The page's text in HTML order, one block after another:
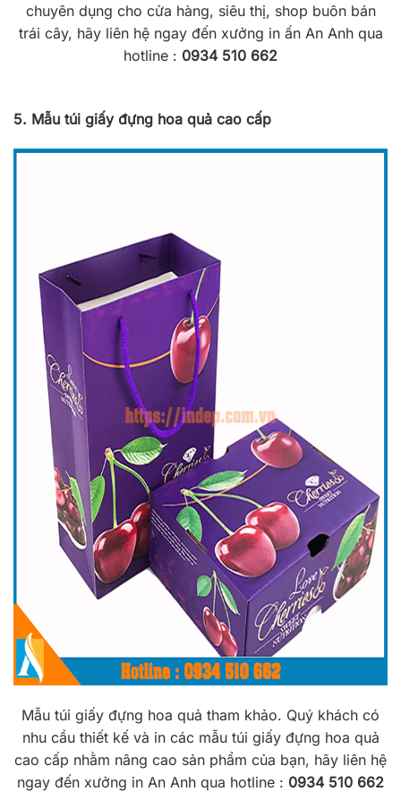
chuyên dụng cho cửa hàng, siêu thị, shop buôn bán
trái cây, hãy liên hệ ngay đến xưởng in ấn An Anh qua
hotline : 0934 510 662
5. Mẫu túi giấy đựng hoa quả cao cấp
Mẫu túi giấy đựng hoa quả tham khảo. Quý khách có
nhu cầu thiết kế và in các mẫu túi giấy đựng hoa quả
cao cấp nhằm nâng cao sản phẩm của bạn, hãy liên hệ
ngay đến xưởng in An Anh qua hotline : 0934 510 662